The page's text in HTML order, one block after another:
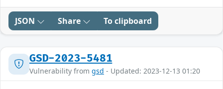
JSON Share To clipboard
GSD-2023-5481
Vulnerability from gsd - Updated: 2023-12-13 01:20